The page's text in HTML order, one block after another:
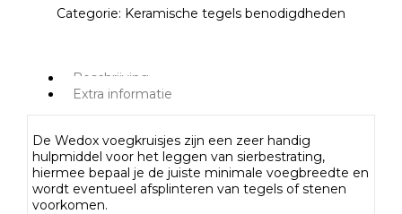
Categorie: Keramische tegels benodigdheden
Beschrijving
Extra informatie
De Wedox voegkruisjes zijn een zeer handig
hulpmiddel voor het leggen van sierbestrating,
hiermee bepaal je de juiste minimale voegbreedte en
wordt eventueel afsplinteren van tegels of stenen
voorkomen.